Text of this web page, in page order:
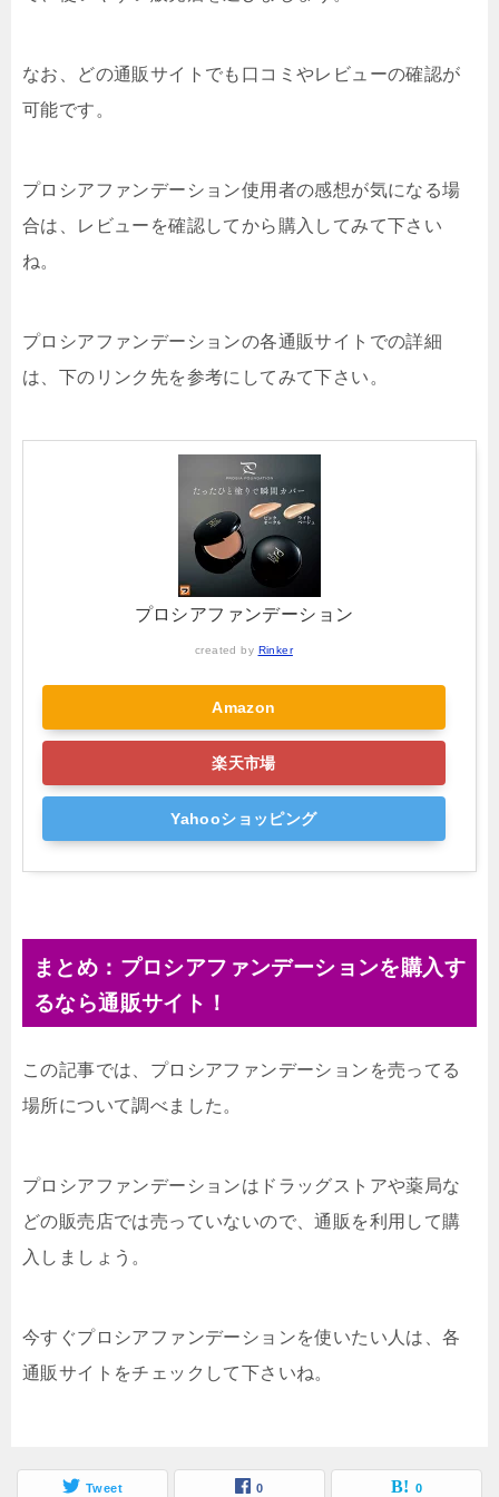
なお、どの通販サイトでも口コミやレビューの確認が
可能です。
プロシアファンデーション使用者の感想が気になる場
合は、レビューを確認してから購入してみて下さい
ね。
プロシアファンデーションの各通販サイトでの詳細
は、下のリンク先を参考にしてみて下さい。
プロシアファンデーション
created by Rinker
Amazon
楽天市場
Yahooショッピング
まとめ：プロシアファンデーションを購入す
るなら通販サイト！
この記事では、プロシアファンデーションを売ってる
場所について調べました。
プロシアファンデーションはドラッグストアや薬局な
どの販売店では売っていないので、通販を利用して購
入しましょう。
今すぐプロシアファンデーションを使いたい人は、各
通販サイトをチェックして下さいね。
Tweet 0 0